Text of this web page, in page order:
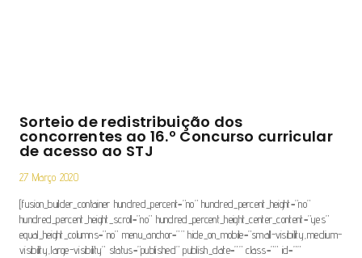
Sorteio de redistribuição dos
concorrentes ao 16.º Concurso curricular
de acesso ao STJ
27 Março 2020
[fusion_builder_container hundred_percent=”no” hundred_percent_height=”no”
hundred_percent_height_scroll=”no” hundred_percent_height_center_content=”yes”
equal_height_columns=”no” menu_anchor=”” hide_on_mobile=”small-visibility,medium-
visibility,large-visibility” status=”published” publish_date=”” class=”” id=””